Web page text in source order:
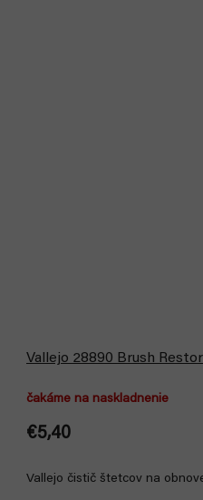
Vallejo 28890 Brush
čakáme na naskladnenie
€5,40
Vallejo čistič štetcov na